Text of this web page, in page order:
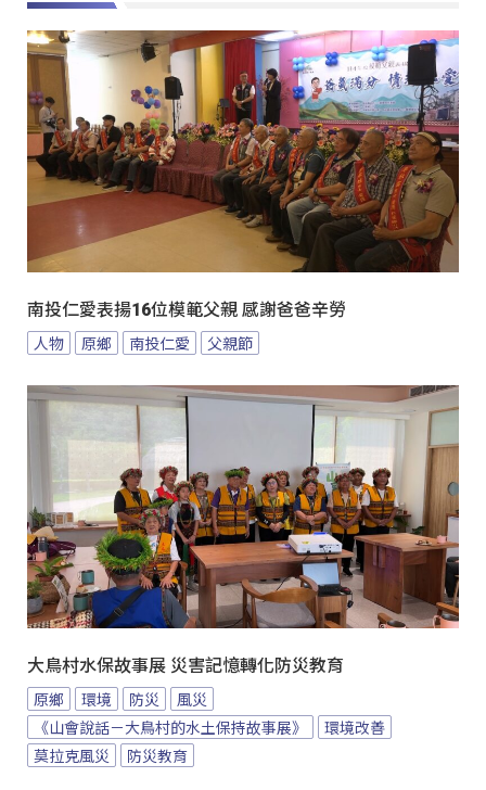
南投仁愛表揚16位模範父親 感謝爸爸辛勞
人物 原鄉 南投仁愛 父親節
大鳥村水保故事展 災害記憶轉化防災教育
原鄉 環境 防災
風災
《山會說話－大鳥村的水土保持故事展》
環境改善
莫拉克風災
防災教育